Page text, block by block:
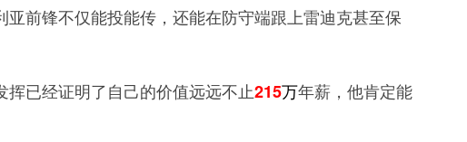
前锋不仅能投能传，还能在防守端跟上雷迪克甚至保
已经证明了自己的价值远远不止215万年薪，他肯定能